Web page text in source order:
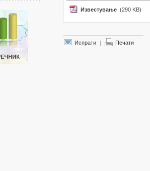
Известување (290 KB)
Испрати | Печати